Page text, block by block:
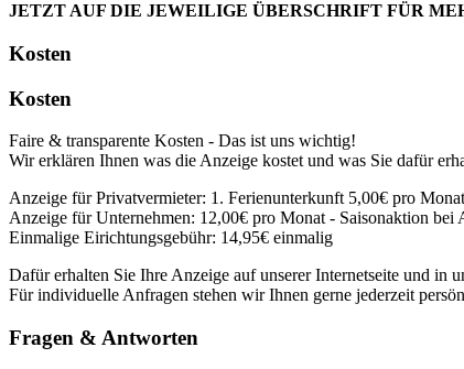
JETZT AUF DIE JEWEILIGE ÜBERSCHRIFT FÜR
Kosten
Kosten
Faire & transparente Kosten - Das ist uns wichtig!
Wir erklären Ihnen was die Anzeige kostet und was Sie dafür
Anzeige für Privatvermieter: 1. Ferienunterkunft 5,00€ pro
Anzeige für Unternehmen: 12,00€ pro Monat - Saisonaktion
Einmalige Eirichtungsgebühr: 14,95€ einmalig
Dafür erhalten Sie Ihre Anzeige auf unserer Internetseite und in
Für individuelle Anfragen stehen wir Ihnen gerne jederzeit
Fragen & Antworten